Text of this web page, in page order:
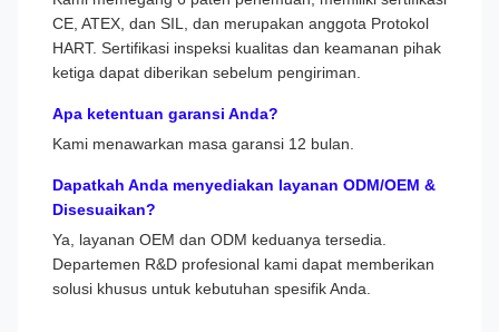
CE, ATEX, dan SIL, dan merupakan anggota Protokol
HART. Sertifikasi inspeksi kualitas dan keamanan pihak
ketiga dapat diberikan sebelum pengiriman.
Apa ketentuan garansi Anda?
Kami menawarkan masa garansi 12 bulan.
Dapatkah Anda menyediakan layanan ODM/OEM &
Disesuaikan?
Ya, layanan OEM dan ODM keduanya tersedia.
Departemen R&D profesional kami dapat memberikan
solusi khusus untuk kebutuhan spesifik Anda.